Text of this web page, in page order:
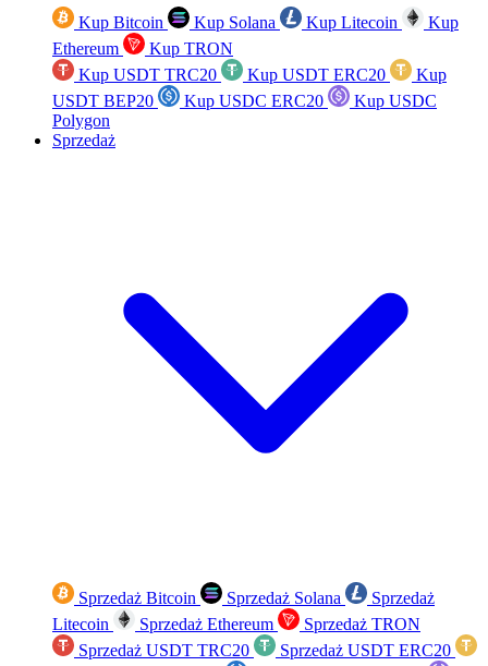
Kup Bitcoin Kup Solana Kup Litecoin
Kup
Ethereum
Kup TRON
Kup USDT TRC20
Kup USDT ERC20
Kup
USDT BEP20
Kup USDC ERC20
Kup USDC
Polygon
Sprzedaż
Sprzedaż Bitcoin Sprzedaż Solana
Sprzedaż
Litecoin
Sprzedaż Ethereum
Sprzedaż TRON
Sprzedaż USDT TRC20
Sprzedaż USDT ERC20